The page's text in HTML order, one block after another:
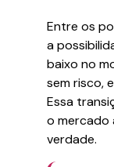
Entre os
a
baixo no
sem risco,
Essa
o mercado
verdade.